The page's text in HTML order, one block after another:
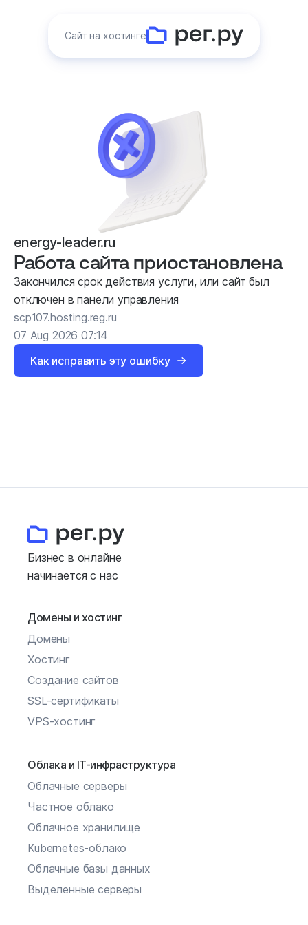
Сайт на хостинге
energy-leader.ru
Работа сайта приостановлена
Закончился срок действия услуги, или сайт был
отключен в панели управления
scp107.hosting.reg.ru
07 Aug 2026 07:14
Как исправить эту ошибку
Бизнес в онлайне
начинается с нас
Домены и хостинг
Домены
Хостинг
Создание сайтов
SSL-сертификаты
VPS-хостинг
Облака и IT-инфраструктура
Облачные серверы
Частное облако
Облачное хранилище
Kubernetes-облако
Облачные базы данных
Выделенные серверы